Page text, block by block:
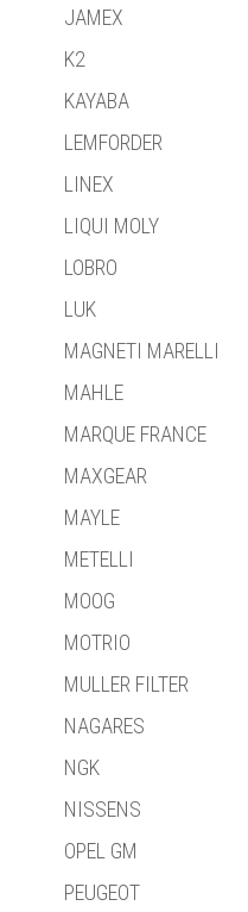
JAMEX
K2
KAYABA
LEMFORDER
LINEX
LIQUI MOLY
LOBRO
LUK
MAGNETI MARELLI
MAHLE
MARQUE FRANCE
MAXGEAR
MAYLE
METELLI
MOOG
MOTRIO
MULLER FILTER
NAGARES
NGK
NISSENS
OPEL GM
PEUGEOT